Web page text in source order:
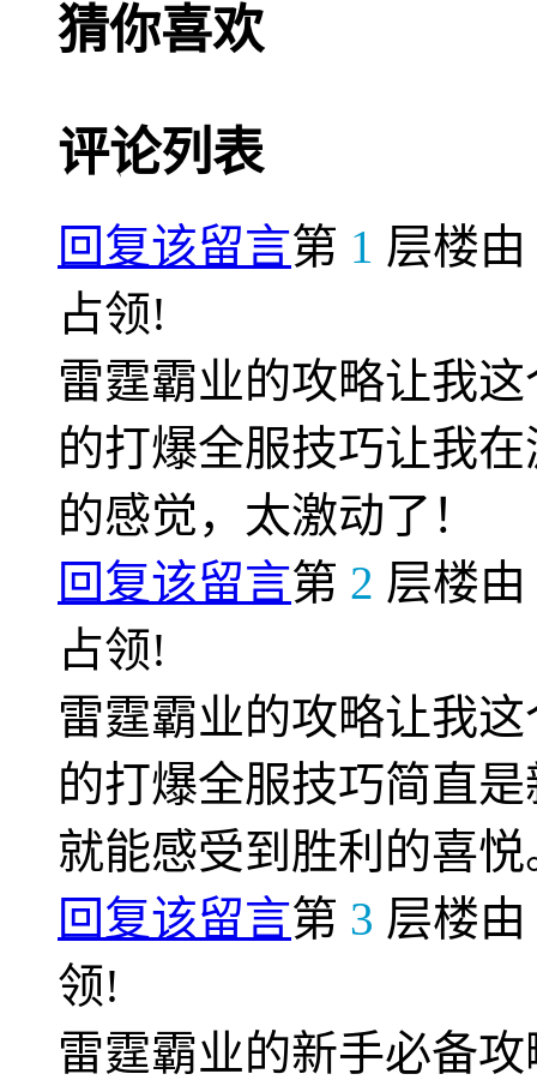
猜你喜欢
评论列表
回复该留言第 1 层楼由
占领!
雷霆霸业的攻略让我
的打爆全服技巧让我
的感觉，太激动了！
回复该留言第 2 层楼由
占领!
雷霆霸业的攻略让我
的打爆全服技巧简直
就能感受到胜利的喜悦
回复该留言第 3 层楼由
领!
雷霆霸业的新手必备